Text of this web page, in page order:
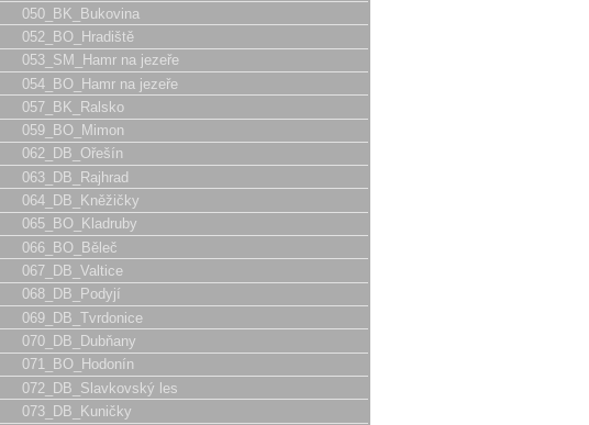
050_BK_Bukovina
052_BO_Hradiště
053_SM_Hamr na jezeře
054_BO_Hamr na jezeře
057_BK_Ralsko
059_BO_Mimon
062_DB_Ořešín
063_DB_Rajhrad
064_DB_Kněžičky
065_BO_Kladruby
066_BO_Běleč
067_DB_Valtice
068_DB_Podyjí
069_DB_Tvrdonice
070_DB_Dubňany
071_BO_Hodonín
072_DB_Slavkovský les
073_DB_Kuničky